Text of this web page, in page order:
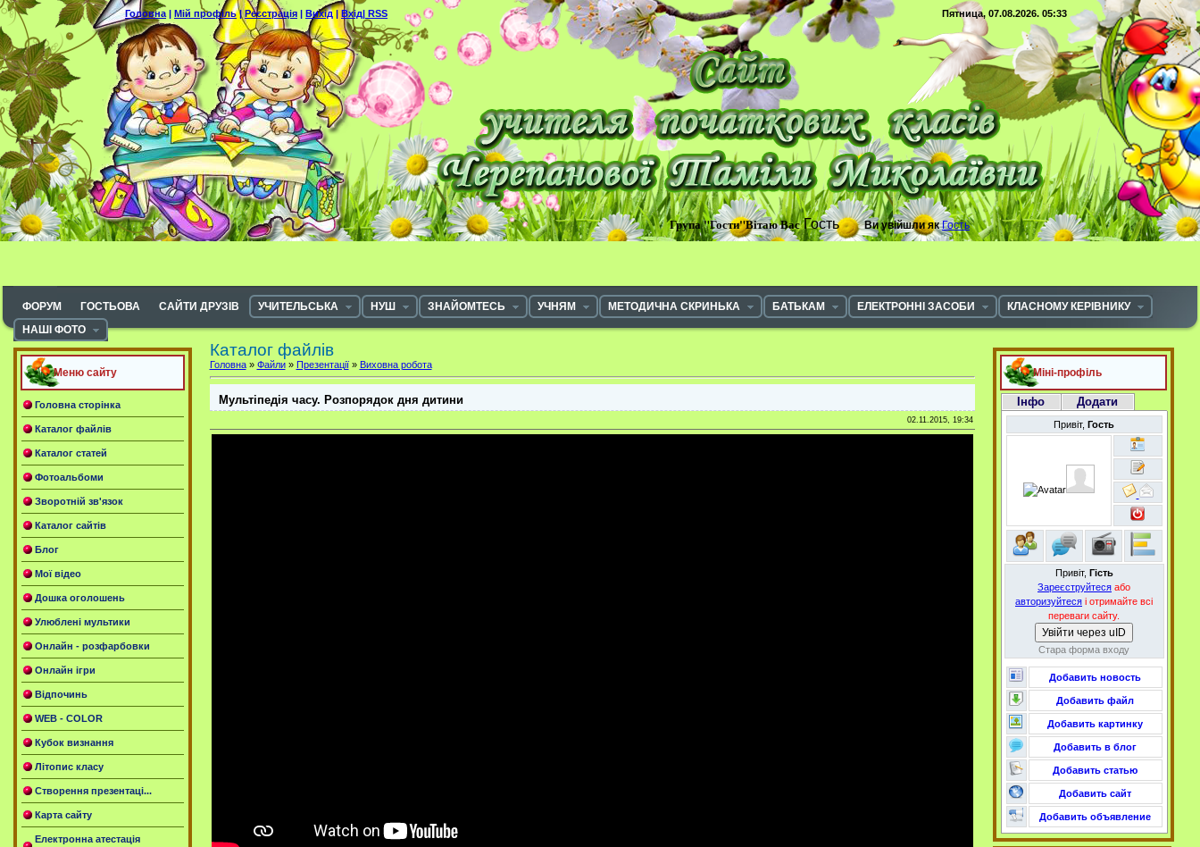
Головна | Мій профіль|Реєстрація | Вихід |Вхід| RSS Пятница, 07.08.2026. 05:33
Група "Гости"Вітаю ВасГость Ви увійшли як Гость
ФОРУМ ГОСТЬОВА САЙТИ ДРУЗІВ УЧИТЕЛЬСЬКА НУШ ЗНАЙОМТЕСЬ УЧНЯМ МЕТОДИЧНА СКРИНЬКА БАТЬКАМ ЕЛЕКТРОННІ ЗАСОБИ
КЛАСНОМУ КЕРІВНИКУ
НАШІ ФОТО
Меню сайту
Головна сторінка
Каталог файлів
Каталог статей
Фотоальбоми
Зворотній зв'язок
Каталог сайтів
Блог
Мої відео
Дошка оголошень
Улюблені мультики
Онлайн - розфарбовки
Онлайн ігри
Відпочинь
WEB - COLOR
Кубок визнання
Літопис класу
Створення презентаці...
Карта сайту
Електронна атестація
Каталог файлів
Головна» Файли» Презентації» Виховна робота
Мультіпедія часу. Розпорядок дня дитини
02.11.2015, 19:34
Міні-профіль
Інфо Додати
Привіт, Гость
Привіт, Гість
Зареєструйтеся або
авторизуйтеся і отримайте всі
переваги сайту.
Увійти через uID
Стара форма входу
Добавить новость
Добавить файл
Добавить картинку
Добавить в блог
Добавить статью
Добавить сайт
Добавить объявление